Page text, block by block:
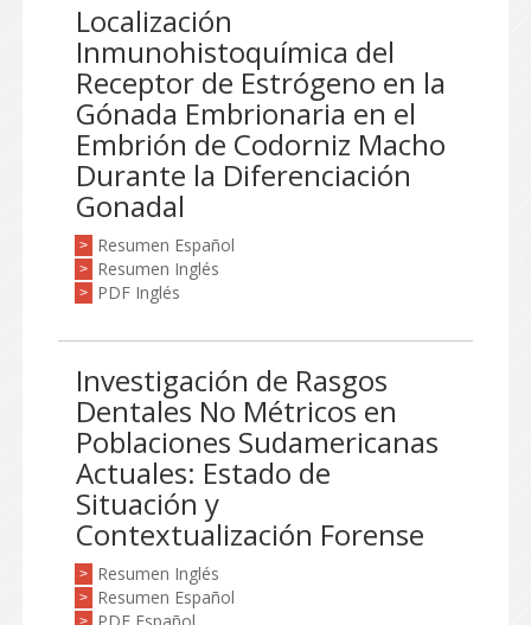
Localización
Inmunohistoquímica del
Receptor de Estrógeno en la
Gónada Embrionaria en el
Embrión de Codorniz Macho
Durante la Diferenciación
Gonadal
> Resumen Español
> Resumen Inglés
> PDF Inglés
Investigación de Rasgos
Dentales No Métricos en
Poblaciones Sudamericanas
Actuales: Estado de
Situación y
Contextualización Forense
> Resumen Inglés
> Resumen Español
>